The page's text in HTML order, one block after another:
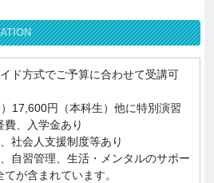
ド方式でご予算に合わせて受講可
17,600円（本科生）他に特別演習
費、入学金あり
社会人支援制度等あり
自習管理、生活・メンタルのサポー
てが含まれています。